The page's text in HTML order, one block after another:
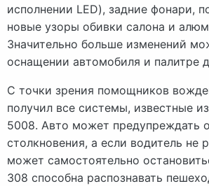
исполнении LED), задние фонари,
новые узоры обивки салона и
Значительно больше изменений
оснащении автомобиля и палитре
С точки зрения помощников
получил все системы, известные
5008. Авто может предупреждать
столкновения, а если водитель не
может самостоятельно
308 способна распознавать